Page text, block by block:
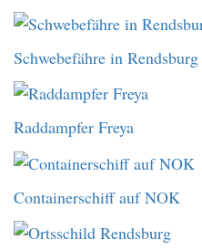
Schwebefähre in Rendsburg
Raddampfer Freya
Containerschiff auf NOK